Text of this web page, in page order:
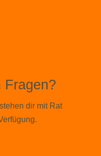
Fragen?
dir mit Rat